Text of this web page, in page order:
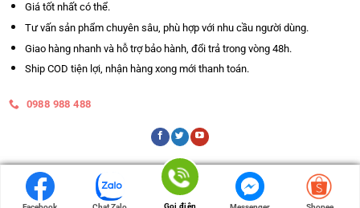
Giá tốt nhất có thể.
Tư vấn sản phẩm chuyên sâu, phù hợp với nhu cầu người dùng.
Giao hàng nhanh và hỗ trợ bảo hành, đổi trả trong vòng 48h.
Ship COD tiện lợi, nhận hàng xong mới thanh toán.
0988 988 488
Gọi điện
Gọi điện